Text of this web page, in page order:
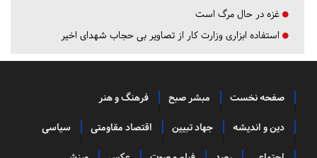
غزه در حال مرگ است
استفاده ابزاری وزارت کار از تصاویر بی حجاب شهدای اخیر
صفحه نخست مبشر صبح فرهنگ و هنر
دین و اندیشه جهاد تبیین اقتصاد مقاومتی سیاسی